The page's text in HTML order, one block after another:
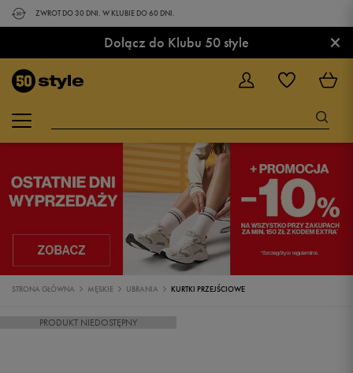
ZWROT DO 30 DNI. W KLUBIE DO 60 DNI.
Dołącz do Klubu 50 style ×
STRONA GŁÓWNA MĘSKIE UBRANIA KURTKI PRZEJŚCIOWE
PRODUKT NIEDOSTĘPNY